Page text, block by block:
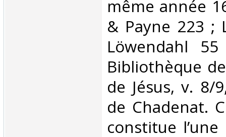
même année
& Payne 223 ;
Löwendahl
Bibliothèque
de Jésus, v. 8/
de Chadenat.
constitue